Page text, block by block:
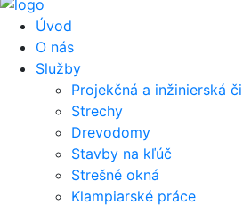
Úvod
O nás
Služby
Projekčná a inžinierská
Strechy
Drevodomy
Stavby na kľúč
Strešné okná
Klampiarské práce